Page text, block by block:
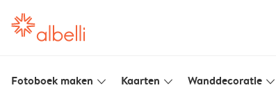
Fotoboek maken slim_arrow_down Kaarten slim_arrow_down Wanddecoratie slim_arrow_down